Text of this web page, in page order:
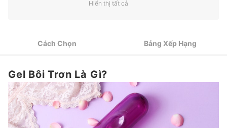
Sản Phẩm Đóng Gói Tiện Dụng Khi Đi Du Lịch
Top 9 Gel Bôi Trơn tốt nhất được ưa chuộng (Tư vấn mua)
Nâng Cao Chất Lượng Cuộc Yêu Với Bao Cao Su
Hiển thị tất cả
Cách Chọn Bảng Xếp Hạng
Gel Bôi Trơn Là Gì?